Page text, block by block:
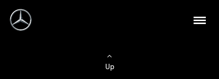
Up